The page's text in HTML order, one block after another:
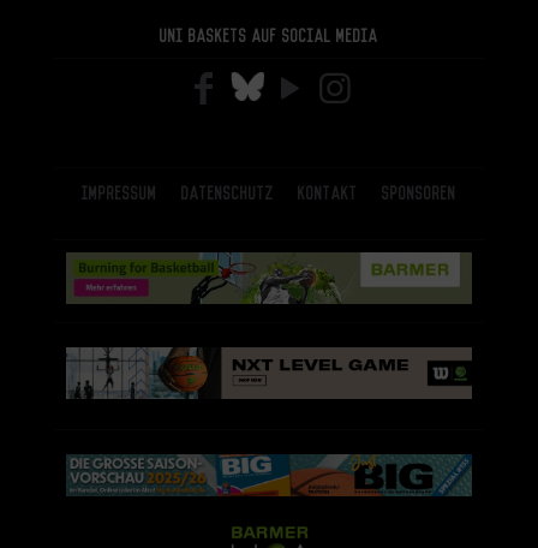
Uni Baskets auf Social Media
Impressum Datenschutz Kontakt Sponsoren